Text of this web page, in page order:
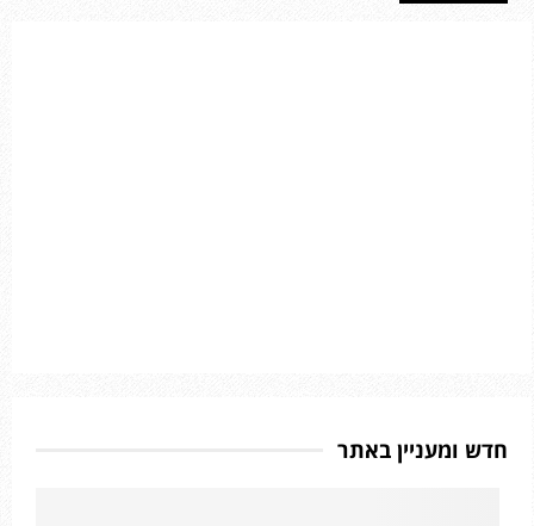
חדש ומעניין באתר